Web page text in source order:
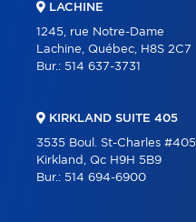
LACHINE
1245, rue Notre-Dame
Lachine, Québec, H8S 2C7
Bur.: 514 637-3731
KIRKLAND SUITE 405
3535 Boul. St-Charles #405
Kirkland, Qc H9H 5B9
Bur.: 514 694-6900